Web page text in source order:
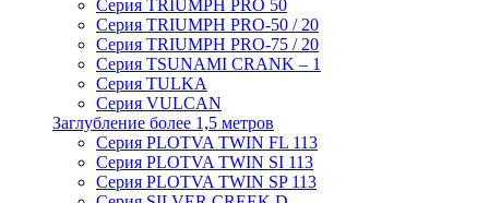
Серия TRIUMPH PRO 50
Серия TRIUMPH PRO-50 / 20
Серия TRIUMPH PRO-75 / 20
Серия TSUNAMI CRANK – 1
Серия TULKA
Серия VULCAN
Заглубление более 1,5 метров
Серия PLOTVA TWIN FL 113
Серия PLOTVA TWIN SI 113
Серия PLOTVA TWIN SP 113